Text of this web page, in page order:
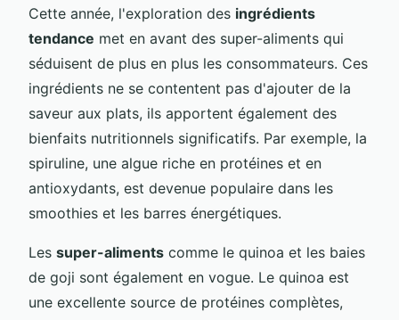
Cette année, l'exploration des ingrédients
tendance met en avant des super-aliments qui
séduisent de plus en plus les consommateurs. Ces
ingrédients ne se contentent pas d'ajouter de la
saveur aux plats, ils apportent également des
bienfaits nutritionnels significatifs. Par exemple, la
spiruline, une algue riche en protéines et en
antioxydants, est devenue populaire dans les
smoothies et les barres énergétiques.
Les super-aliments comme le quinoa et les baies
de goji sont également en vogue. Le quinoa est
une excellente source de protéines complètes,